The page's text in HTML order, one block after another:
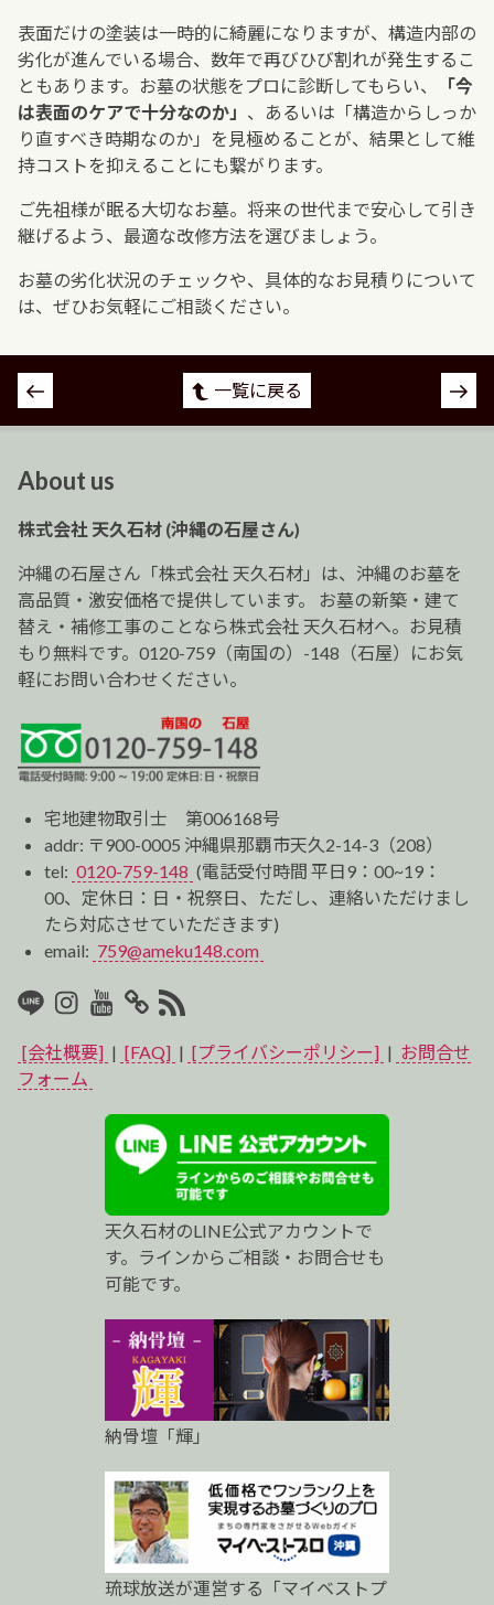
表面だけの塗装は一時的に綺麗になりますが、構造内部の
劣化が進んでいる場合、数年で再びひび割れが発生するこ
ともあります。お墓の状態をプロに診断してもらい、
「今
は表面のケアで十分なのか」 、あるいは「構造からしっか
り直すべき時期なのか」を見極めることが、結果として維
持コストを抑えることにも繋がります。
ご先祖様が眠る大切なお墓。将来の世代まで安心して引き
継げるよう、最適な改修方法を選びましょう。
お墓の劣化状況のチェックや、具体的なお見積りについて
は、ぜひお気軽にご相談ください。
投
稿
ゲ
ー
シ
ョ
ン
一覧に戻る
About us
株式会社 天久石材 (沖縄の石屋さん)
沖縄の石屋さん「株式会社 天久石材」は、沖縄のお墓を
高品質・激安価格で提供しています。 お墓の新築・建て
替え・補修工事のことなら株式会社 天久石材へ。お見積
もり無料です。0120-759（南国の）-148（石屋）にお気
軽にお問い合わせください。
宅地建物取引士 第006168号
addr: 〒900-0005 沖縄県那覇市天久2-14-3（208）
tel: 0120-759-148 (電話受付時間 平日9：00~19：
00、定休日：日・祝祭日、ただし、連絡いただけまし
たら対応させていただきます)
email: 759@ameku148.com
LINEInstagram
Youtube
マ
イ
ス
ト
ロ
RSS2
[会社概要] | [FAQ] | [プライバシーポリシー] | お問合せ
フォーム
天久石材のLINE公式アカウントで
す。ラインからご相談・お問合せも
可能です。
納骨壇「輝」
琉球放送が運営する「マイベストプ